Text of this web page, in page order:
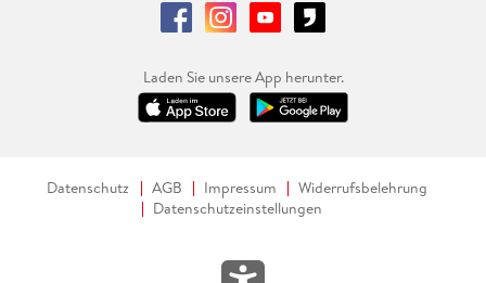
Laden Sie unsere App herunter.
Datenschutz AGB Impressum
Widerrufsbelehrung
Datenschutzeinstellungen